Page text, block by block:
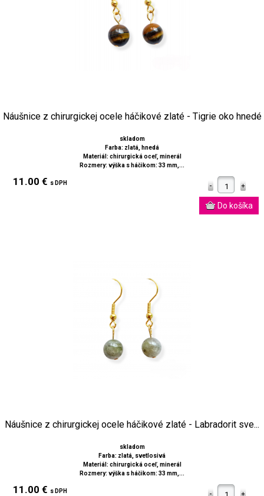
Náušnice z chirurgickej ocele háčikové zlaté - Tigrie oko hnedé
skladom
Farba: zlatá, hnedá
Materiál: chirurgická oceľ, minerál
Rozmery: výška s háčikom: 33 mm,...
11.00 € s DPH
Náušnice z chirurgickej ocele háčikové zlaté - Labradorit sve...
skladom
Farba: zlatá, svetlosivá
Materiál: chirurgická oceľ, minerál
Rozmery: výška s háčikom: 33 mm,...
11.00 € s DPH